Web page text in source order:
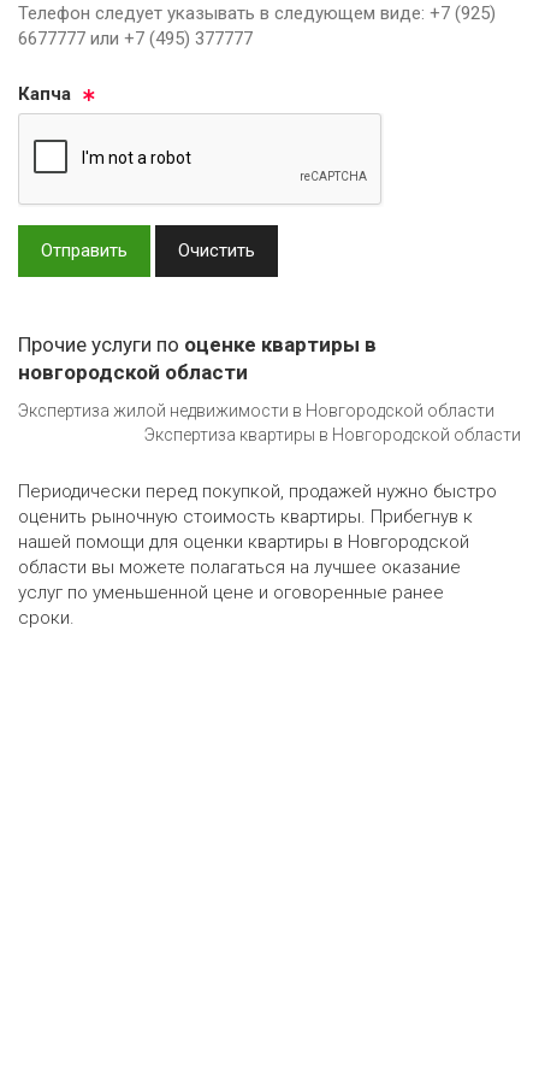
Телефон следует указывать в следующем виде: +7 (925)
6677777 или +7 (495) 377777
Кап­ча
Отправить Очистить
Прочие услуги по оценке квартиры в
новгородской области
Экспертиза жилой недвижимости в Новгородской области
Экспертиза квартиры в Новгородской области
Периодически перед покупкой, продажей нужно быстро
оценить рыночную стоимость квартиры. Прибегнув к
нашей помощи для оценки квартиры в Новгородской
области вы можете полагаться на лучшее оказание
услуг по уменьшенной цене и оговоренные ранее
сроки.